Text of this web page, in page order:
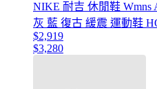
NIKE 耐吉 休閒鞋 Wmns
灰 藍 復古 緩震 運動鞋
$2,919
$3,280